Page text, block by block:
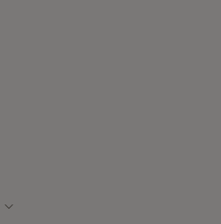
Změna města